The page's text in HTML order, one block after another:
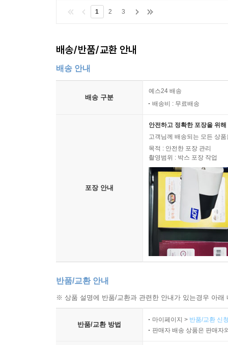
1 2 3
배송/반품/교환 안내
배송 안내
배송 구분
예스24 배송
배송비 : 무료배송
포장 안내
안전하고 정확한 포장을 위
고객님께 배송되는 모든 상
목적 : 안전한 포장 관리
촬영범위 : 박스 포장 작업
반품/교환 안내
※ 상품 설명에 반품/교환과 관련한 안내가 있는경우 아
반품/교환 방법
마이페이지 > 반품/교환 신
판매자 배송 상품은 판매자